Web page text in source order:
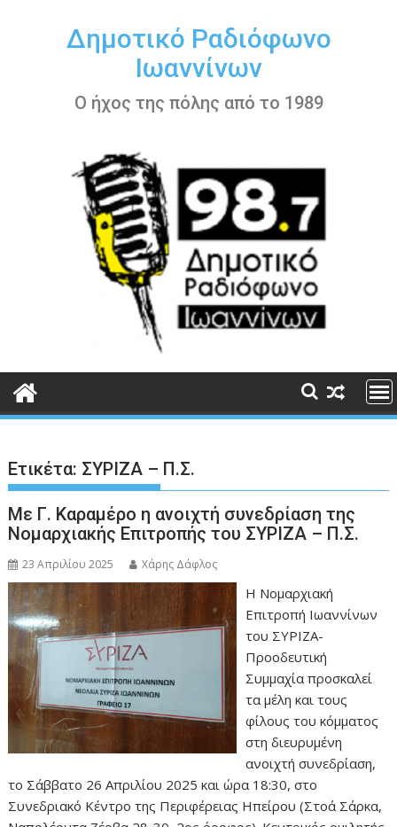
περιεχόμενοΔημοτικό Ραδιόφωνο
Ιωαννίνων
Ο ήχος της πόλης από το 1989
Ετικέτα: ΣΥΡΙΖΑ – Π.Σ.
Με Γ. Καραμέρο η ανοιχτή συνεδρίαση της
Νομαρχιακής Επιτροπής του ΣΥΡΙΖΑ – Π.Σ.
23 Απριλίου 2025 Χάρης Δάφλος
Η Νομαρχιακή
Επιτροπή Ιωαννίνων
του ΣΥΡΙΖΑ-
Προοδευτική
Συμμαχία προσκαλεί
τα μέλη και τους
φίλους του κόμματος
στη διευρυμένη
ανοιχτή συνεδρίαση,
το Σάββατο 26 Απριλίου 2025 και ώρα 18:30, στο
Συνεδριακό Κέντρο της Περιφέρειας Ηπείρου (Στοά Σάρκα,